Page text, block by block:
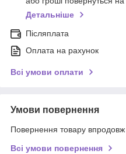
Детальніше
Післяплата
Оплата на рахунок
Всі умови оплати
Умови повернення
Повернення товару впродовж
Всі умови повернення